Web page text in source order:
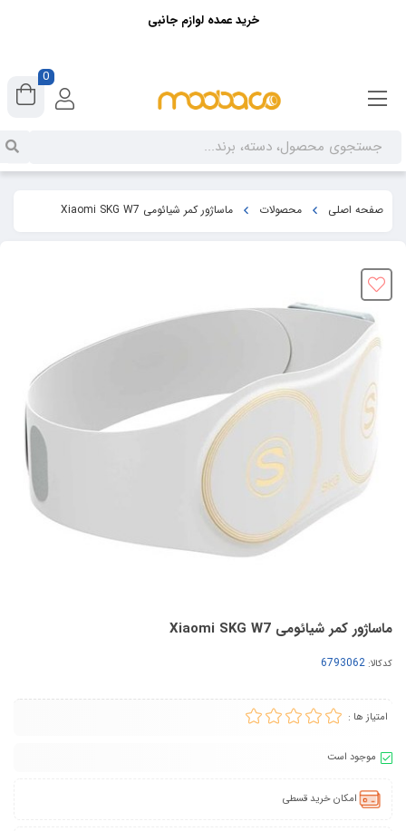
صفحه اصلی محصولات ماساژور کمر شیائومی Xiaomi SKG W7
ماساژور کمر شیائومی Xiaomi SKG W7
کدکالا:
امتیاز ها :
موجود است
امکان خرید قسطی
خرید عمده لوازم جانبی
0